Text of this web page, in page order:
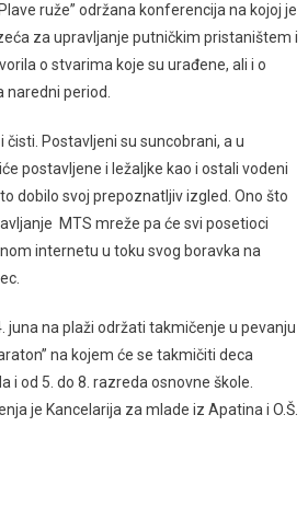
ruže” održana konferencija na kojoj je
za upravljanje putničkim pristaništem i
o stvarima koje su urađene, ali i o
period.
čisti. Postavljeni su suncobrani, a u
postavljene i ležaljke kao i ostali vodeni
dobilo svoj prepoznatljiv izgled. Ono što
MTS mreže pa će svi posetioci
internetu u toku svog boravka na
juna na plaži održati takmičenje u pevanju
na kojem će se takmičiti deca
i od 5. do 8. razreda osnovne škole.
je Kancelarija za mlade iz Apatina i O.Š.